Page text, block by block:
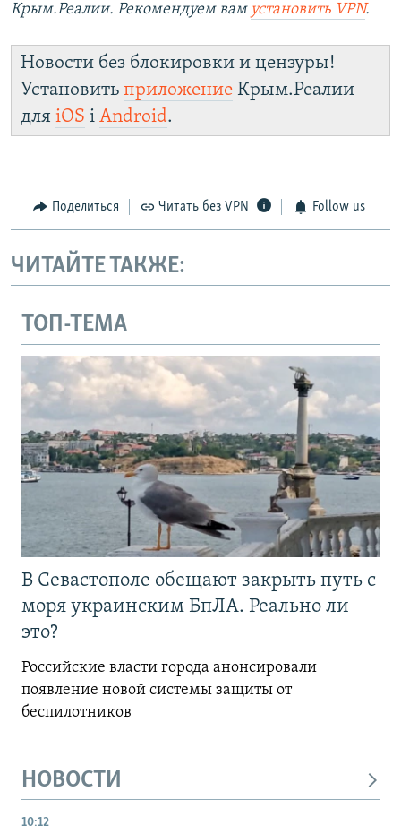
Крым.Реалии. Рекомендуем вам установить VPN.
Новости без блокировки и цензуры!
Установить приложение Крым.Реалии
для iOS і Android.
Поделиться Читать без VPN Follow us
ЧИТАЙТЕ ТАКЖЕ:
ТОП-ТЕМА
В Севастополе обещают закрыть путь с
моря украинским БпЛА. Реально ли
это?
Российские власти города анонсировали
появление новой системы защиты от
беспилотников
НОВОСТИ
10:12